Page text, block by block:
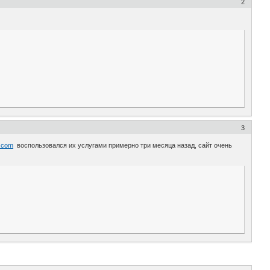
2
3
воспользовался их услугами примерно три месяца назад, сайт очень